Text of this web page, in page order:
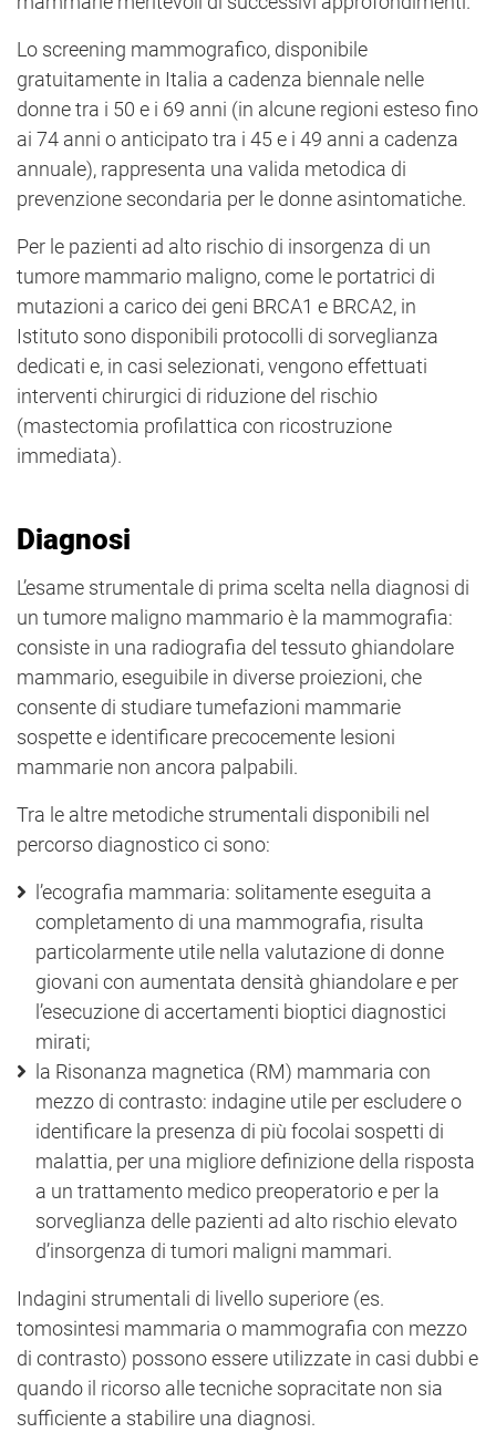
Lo screening mammografico, disponibile
gratuitamente in Italia a cadenza biennale nelle
donne tra i 50 e i 69 anni (in alcune regioni esteso fino
ai 74 anni o anticipato tra i 45 e i 49 anni a cadenza
annuale), rappresenta una valida metodica di
prevenzione secondaria per le donne asintomatiche.
Per le pazienti ad alto rischio di insorgenza di un
tumore mammario maligno, come le portatrici di
mutazioni a carico dei geni BRCA1 e BRCA2, in
Istituto sono disponibili protocolli di sorveglianza
dedicati e, in casi selezionati, vengono effettuati
interventi chirurgici di riduzione del rischio
(mastectomia profilattica con ricostruzione
immediata).
Diagnosi
L’esame strumentale di prima scelta nella diagnosi di
un tumore maligno mammario è la mammografia:
consiste in una radiografia del tessuto ghiandolare
mammario, eseguibile in diverse proiezioni, che
consente di studiare tumefazioni mammarie
sospette e identificare precocemente lesioni
mammarie non ancora palpabili.
Tra le altre metodiche strumentali disponibili nel
percorso diagnostico ci sono:
l’ecografia mammaria: solitamente eseguita a
completamento di una mammografia, risulta
particolarmente utile nella valutazione di donne
giovani con aumentata densità ghiandolare e per
l’esecuzione di accertamenti bioptici diagnostici
mirati;
la Risonanza magnetica (RM) mammaria con
mezzo di contrasto: indagine utile per escludere o
identificare la presenza di più focolai sospetti di
malattia, per una migliore definizione della risposta
a un trattamento medico preoperatorio e per la
sorveglianza delle pazienti ad alto rischio elevato
d’insorgenza di tumori maligni mammari.
Indagini strumentali di livello superiore (es.
tomosintesi mammaria o mammografia con mezzo
di contrasto) possono essere utilizzate in casi dubbi e
quando il ricorso alle tecniche sopracitate non sia
sufficiente a stabilire una diagnosi.